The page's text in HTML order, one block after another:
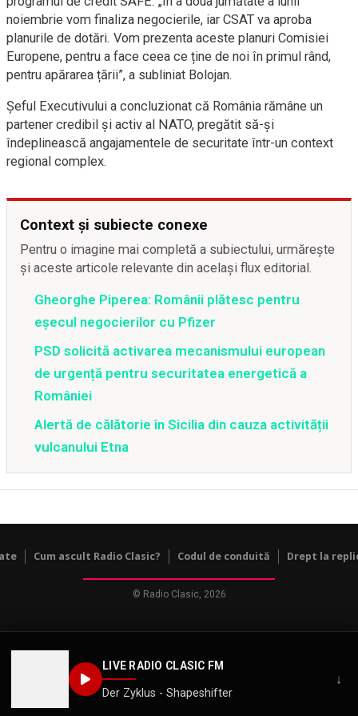
LIVE RADIO CLASIC FM
Der Zyklus - Shapeshifter
↓
noiembrie vom finaliza negocierile, iar CSAT va aproba
planurile de dotări. Vom prezenta aceste planuri Comisiei
Europene, pentru a face ceea ce ține de noi în primul rând,
pentru apărarea țării”, a subliniat Bolojan.
Șeful Executivului a concluzionat că România rămâne un
partener credibil și activ al NATO, pregătit să-și
îndeplinească angajamentele de securitate într-un context
regional complex.
Context și subiecte conexe
Pentru o imagine mai completă a subiectului, urmărește
și aceste articole relevante din același flux editorial.
Gheorghe Piperea: Românii plătesc pentru
eșecul negocierilor cu Pfizer
PSD solicită activarea mecanismului european
de urgență pentru securitatea energetică a
României
Alertă de călătorie în Sicilia din cauza activității
vulcanului Etna
Cum ascult Radio Clasic? Codul de conduită Drept la
© Radio Clasic, 2026